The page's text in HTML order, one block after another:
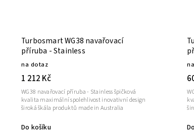
Turbosmart WG38 navařovací
příruba - Stainless
na dotaz
1 212 Kč
Do košíku
WG38 navařovací příruba - Stainless špičková
kvalita maximální spolehlivost inovativní design
široká škála produktů made in Australia